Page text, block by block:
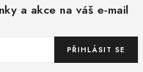
a akce na váš e-mail
PŘIHLÁSIT SE